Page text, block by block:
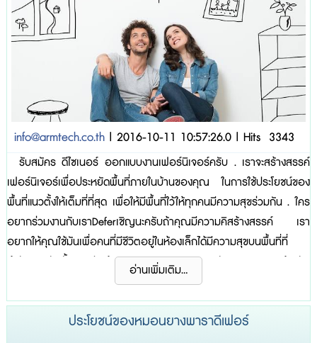
info@armtech.co.th| 2016-10-11 10:57:26.0 | Hits 3343
รับสมัคร ดีไซเนอร์ ออกแบบงานเฟอร์นิเจอร์ครับ . เราจะสร้างสรรค์
เฟอร์นิเจอร์เพื่อประหยัดพื้นที่ภายในบ้านของคุณ ในการใช้ประโยชน์ของ
พื้นที่แนวตั้งให้เต็มที่ที่สุด เพื่อให้มีพื้นที่ใว้ให้ทุกคนมีความสุขร่วมกัน . ใคร
อยากร่วมงานกับเราDeferเชิญนะครับถ้าคุณมีความคิสร้างสรรค์ เรา
อยากให้คุณใช้มันเพื่อคนที่มีชีวิตอยู่ในห้องเล็กได้มีความสุขบนพื้นที่ที่
จำกัด . . รับทั้งแบบประจำ . . แบบ Part Time นะครับ ' "ขอบคุณสำหรับ
ความไว้วางใจที่มอบให้ Defer ครับ" สนใจติดต่อสอบถาม Defer :02-988-
6672 , 086-334-7604...
อ่านเพิ่มเติม...
ประโยชน์ของหมอนยางพาราดีเฟอร์